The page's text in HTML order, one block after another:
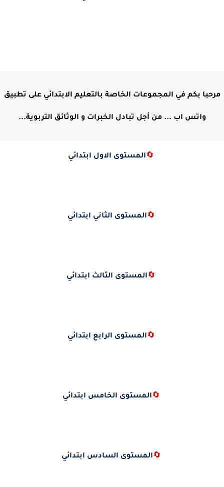
مرحبا بكم في المجموعات الخاصة بالتعليم الابتدائي على تطبيق
واتس اب ... من أجل تبادل الخبرات و الوثائق التربوية...
🔄المستوى الاول ابتدائي
🔄المستوى الثاني ابتدائي
🔄المستوى الثالث ابتدائي
🔄المستوى الرابع ابتدائي
🔄المستوى الخامس ابتدائي
🔄المستوى السادس ابتدائي